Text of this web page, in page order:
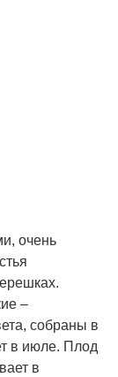
очень
–
собраны в
в июле. Плод
в